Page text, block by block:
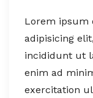
Lorem ipsum
adipisicing
incididunt ut
enim ad
exercitation